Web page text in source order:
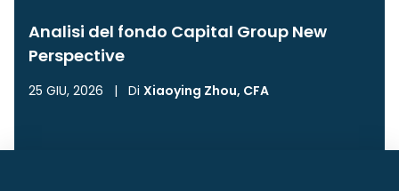
Analisi del fondo Capital Group New
Perspective
25 GIU, 2026 | Di Xiaoying Zhou, CFA